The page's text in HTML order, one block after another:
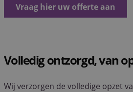
Vraag hier uw offerte aan
Volledig ontzorgd, van
Wij verzorgen de volledige opzet
CookieScriptConsent
Naam
_ga
Naam
fp_user_id